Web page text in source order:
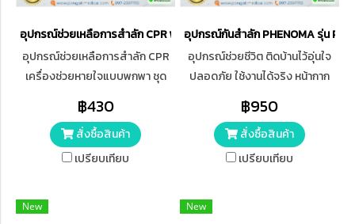
อุปกรณ์ช่วยเหลือการสำลัก CPR ฟ้าใส
อุปกรณ์ช่วยเหลือการสำลัก CPR
เครื่องช่วยหายใจแบบพกพา ชุด
เด็ก
฿430
สั่งซื้อสินค้า
เปรียบเทียบ
อุปกรณ์กันสำลัก PHENOMA รุ่น
อุปกรณ์ช่วยชีวิต ติดบ้านไว้อุ่นใจ
ปลอดภัย ใช้งานได้จริง หน้ากาก
กระเป๋าไว้พกสะดวก มาตรฐาน
คุณภาพระดับยุโรปจาก
Netherlands
฿950
สั่งซื้อสินค้า
เปรียบเทียบ
New New